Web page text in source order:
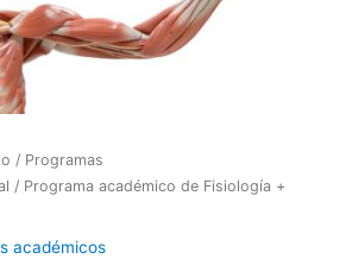
/ Programas
/ Programa académico de Fisiología +
académicos